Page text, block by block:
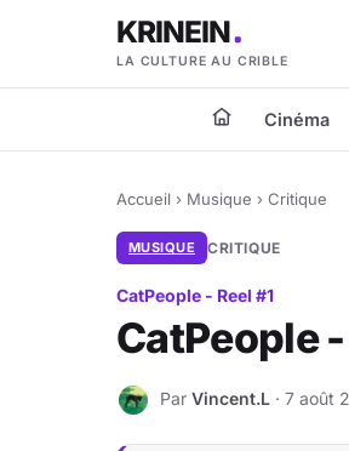
KRINEIN
LA CULTURE AU CRIBLE
Cinéma
Accueil › Musique › Critique
MUSIQUE CRITIQUE
CatPeople - Reel #1
CatPeople -
V Par Vincent.L · 7 août